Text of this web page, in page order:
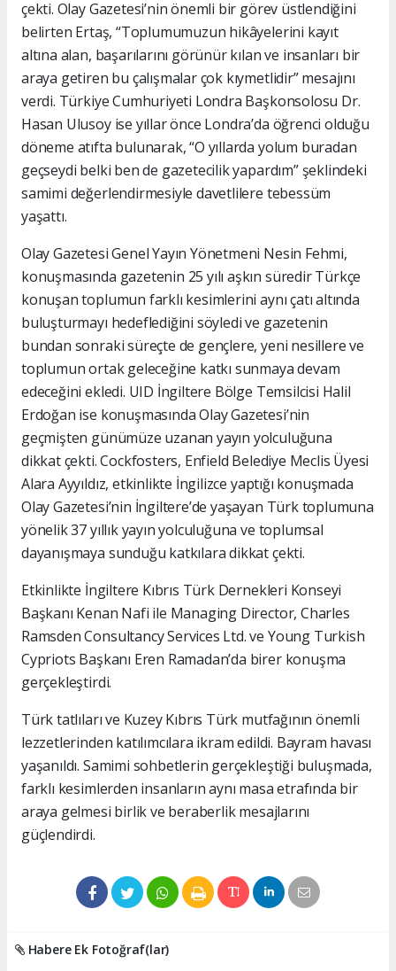
çekti. Olay Gazetesi’nin önemli bir görev üstlendiğini
belirten Ertaş, “Toplumumuzun hikâyelerini kayıt
altına alan, başarılarını görünür kılan ve insanları bir
araya getiren bu çalışmalar çok kıymetlidir” mesajını
verdi. Türkiye Cumhuriyeti Londra Başkonsolosu Dr.
Hasan Ulusoy ise yıllar önce Londra’da öğrenci olduğu
döneme atıfta bulunarak, “O yıllarda yolum buradan
geçseydi belki ben de gazetecilik yapardım” şeklindeki
samimi değerlendirmesiyle davetlilere tebessüm
yaşattı.
Olay Gazetesi Genel Yayın Yönetmeni Nesin Fehmi,
konuşmasında gazetenin 25 yılı aşkın süredir Türkçe
konuşan toplumun farklı kesimlerini aynı çatı altında
buluşturmayı hedeflediğini söyledi ve gazetenin
bundan sonraki süreçte de gençlere, yeni nesillere ve
toplumun ortak geleceğine katkı sunmaya devam
edeceğini ekledi. UID İngiltere Bölge Temsilcisi Halil
Erdoğan ise konuşmasında Olay Gazetesi’nin
geçmişten günümüze uzanan yayın yolculuğuna
dikkat çekti. Cockfosters, Enfield Belediye Meclis Üyesi
Alara Ayyıldız, etkinlikte İngilizce yaptığı konuşmada
Olay Gazetesi’nin İngiltere’de yaşayan Türk toplumuna
yönelik 37 yıllık yayın yolculuğuna ve toplumsal
dayanışmaya sunduğu katkılara dikkat çekti.
Etkinlikte İngiltere Kıbrıs Türk Dernekleri Konseyi
Başkanı Kenan Nafi ile Managing Director, Charles
Ramsden Consultancy Services Ltd. ve Young Turkish
Cypriots Başkanı Eren Ramadan’da birer konuşma
gerçekleştirdi.
Türk tatlıları ve Kuzey Kıbrıs Türk mutfağının önemli
lezzetlerinden katılımcılara ikram edildi. Bayram havası
yaşanıldı. Samimi sohbetlerin gerçekleştiği buluşmada,
farklı kesimlerden insanların aynı masa etrafında bir
araya gelmesi birlik ve beraberlik mesajlarını
güçlendirdi.
Habere Ek Fotoğraf(lar)